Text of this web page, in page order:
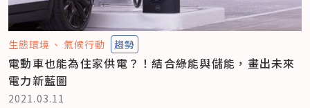
生態環境 氣候行動 趨勢
電動車也能為住家供電？！結合綠能與儲能，畫出未來
電力新藍圖
2021.03.11